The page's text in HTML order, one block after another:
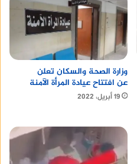
وزارة الصحة والسكان تعلن
عن افتتاح عيادة المرأة الآمنة
19 أبريل، 2022